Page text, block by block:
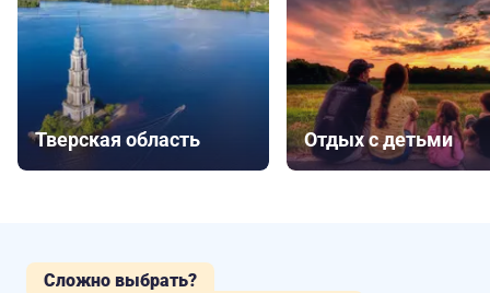
Тверская область Отдых с детьми
Сложно выбрать?